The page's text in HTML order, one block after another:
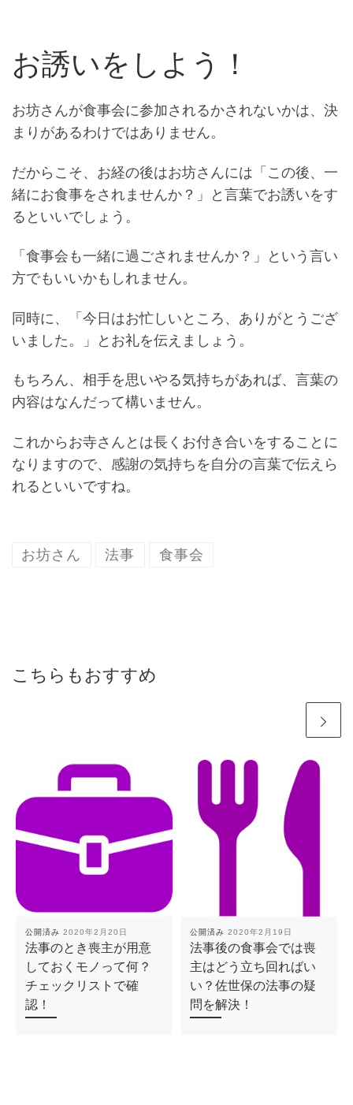
お誘いをしよう！
お坊さんが食事会に参加されるかされないかは、決
まりがあるわけではありません。
だからこそ、お経の後はお坊さんには「この後、一
緒にお食事をされませんか？」と言葉でお誘いをす
るといいでしょう。
「食事会も一緒に過ごされませんか？」という言い
方でもいいかもしれません。
同時に、「今日はお忙しいところ、ありがとうござ
いました。」とお礼を伝えましょう。
もちろん、相手を思いやる気持ちがあれば、言葉の
内容はなんだって構いません。
これからお寺さんとは長くお付き合いをすることに
なりますので、感謝の気持ちを自分の言葉で伝えら
れるといいですね。
お坊さん 法事 食事会
こちらもおすすめ
公開済み 2020年2月20日
法事のとき喪主が用意
しておくモノって何？
チェックリストで確
認！
公開済み 2020年2月19日
法事後の食事会では喪
主はどう立ち回ればい
い？佐世保の法事の疑
問を解決！